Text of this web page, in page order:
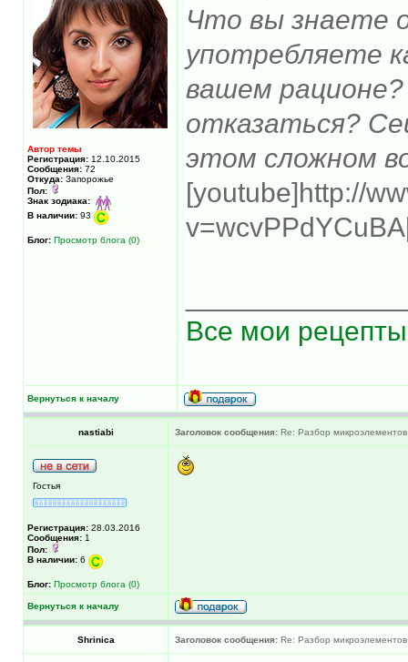
Автор темы
Регистрация: 12.10.2015
Сообщения: 72
Откуда: Запорожье
Пол:
Знак зодиака:
В наличии: 93
Блог: Просмотр блога (0)
Что вы знаете
употребляете
вашем
отказаться?
этом сложном
[youtube]http://
Все мои
Вернуться к началу
nastiabi Заголовок сообщения: Re: Разбор микроэлементов
Гостья
Регистрация: 28.03.2016
Сообщения: 1
Пол:
В наличии: 6
Блог: Просмотр блога (0)
Вернуться к началу
Shrinica Заголовок сообщения: Re: Разбор микроэлементов